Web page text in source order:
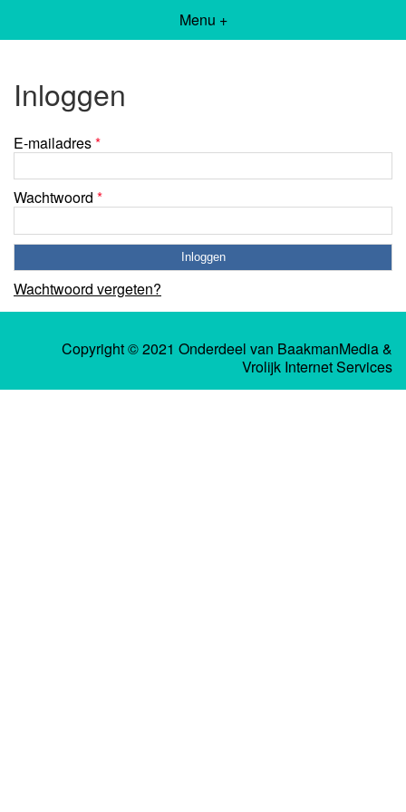
Menu +
Inloggen
E-mailadres*
Wachtwoord *
Wachtwoord vergeten?
Copyright © 2021 Onderdeel van BaakmanMedia&
Vrolijk Internet Services